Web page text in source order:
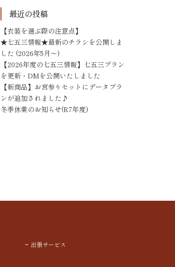
最近の投稿
【衣装を選ぶ際の注意点】
★七五三情報★最新のチラシを公開しま
した (2026年5月～)
【2026年度の七五三情報】七五三プラン
を更新・DMを公開いたしました
【新商品】お宮参りセットにデータプラ
ンが追加されました♪
冬季休業のお知らせ(R7年度)
出張サービス